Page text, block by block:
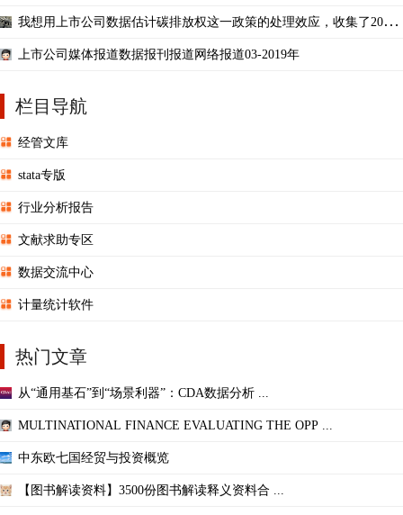
我想用上市公司数据估计碳排放权这一政策的处理效应，收集了2008
上市公司媒体报道数据报刊报道网络报道03-2019年
栏目导航
经管文库
stata专版
行业分析报告
文献求助专区
数据交流中心
计量统计软件
热门文章
从“通用基石”到“场景利器”：CDA数据分析 ...
MULTINATIONAL FINANCE EVALUATING THE OPP ...
中东欧七国经贸与投资概览
【图书解读资料】3500份图书解读释义资料合 ...